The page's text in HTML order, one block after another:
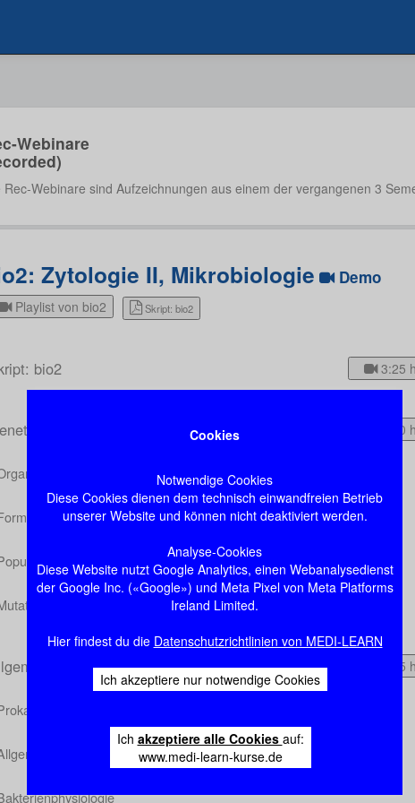
Cookies
Notwendige Cookies
Diese Cookies dienen dem technisch einwandfreien Betrieb
unserer Website und können nicht deaktiviert werden.
Analyse-Cookies
Diese Website nutzt Google Analytics, einen Webanalysedienst
der Google Inc. («Google») und Meta Pixel von Meta Platforms
Ireland Limited.
Hier findest du die Datenschutzrichtlinien von MEDI-LEARN
Ich akzeptiere nur notwendige Cookies
Ich akzeptiere alle Cookies auf:
www.medi-learn-kurse.de
Webinare
Rec-Webinare sind Aufzeichnungen aus einem der vergangenen 3
Zytologie II, Mikrobiologie Demo
Playlist von bio2 Skript: bio2
bio2 3:25 h
2:10 h
eukaryontischer Gene
Genetik
Mikrobiologie und Ökologie 1:15 h
und Eukaryonten
Bakteriologie